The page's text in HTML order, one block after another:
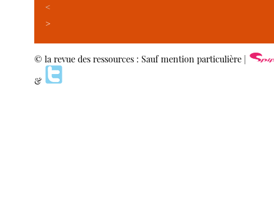
<
>
© la revue des ressources : Sauf mention particulière |
&